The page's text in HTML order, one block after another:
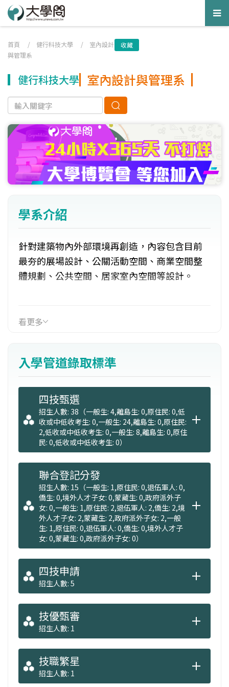
首頁 / 健行科技大學 / 室內設計
與管理系
收藏
健行科技大學 室內設計與管理系
學系介紹
針對建築物內外部環境再創造，內容包含目前
最夯的展場設計、公關活動空間、商業空間整
體規劃、公共空間、居家室內空間等設計。
線、照明、法規、證照、設計到施作實務，完
【國內第一實體空間設計施作：FUN藝創客中
心】
提供校內實作空間，讓學生每年參與不同商業
空間主題設計，
從競圖到施工，全由學生一手包辦，理論與實
務結合，與業界零距離。
【桃園第一實作木工教室：WOOD/MOOD木工
坊】
將施工工序、工法、大樣圖說等理論，在木工
教室讓你親身體驗，減少理論與實務操作的差
【落實實習課程，增加就業機會】
聘請經驗豐富的業師授課，強化學生與業師的
交流，增加實習機會，建立你就業的跳板。
（文由健行科技大學室內設計與管理系提供）
看更多
入學管道錄取標準
四技甄選
招生人數: 38（一般生: 4,離島生: 0,原住民: 0,低
收或中低收考生: 0,一般生: 24,離島生: 0,原住民:
2,低收或中低收考生: 0,一般生: 8,離島生: 0,原住
民: 0,低收或中低收考生: 0）
聯合登記分發
招生人數: 15（一般生: 1,原住民: 0,退伍軍人: 0,
僑生: 0,境外人才子女: 0,蒙藏生: 0,政府派外子
女: 0,一般生: 1,原住民: 2,退伍軍人: 2,僑生: 2,境
外人才子女: 2,蒙藏生: 2,政府派外子女: 2,一般
生: 1,原住民: 0,退伍軍人: 0,僑生: 0,境外人才子
女: 0,蒙藏生: 0,政府派外子女: 0）
四技申請
招生人數: 5
技優甄審
招生人數: 1
技職繁星
招生人數: 1